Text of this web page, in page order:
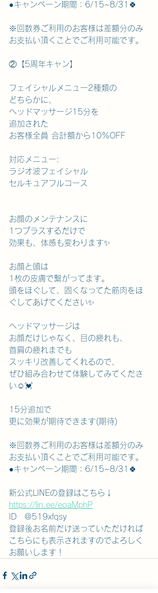
●キャンペーン期間：6/15~8/31🍀
※回数券ご利用のお客様は差額分のみ
お支払い頂くことでご利用可能です。
②【5周年キャン】
フェイシャルメニュー2種類の
どちらかに、
ヘッドマッサージ15分を
追加された
お客様全員 合計額から10%OFF
対応メニュー:
ラジオ波フェイシャル
セルキュアフルコース
お顔のメンテナンスに
1つプラスするだけで
効果も、体感も変わります✨️
お顔と頭は
1枚の皮膚で繋がってます。
頭をほぐして、固くなってた筋肉をほ
ぐしてあげてください✨️
ヘッドマッサージは
お顔だけじゃなく、目の疲れも、
首肩の疲れまでも
スッキリ改善してくれるので、
ぜひ組み合わせて体験してみてくださ
い☺️💓
15分追加で
更に効果が期待できます(期待)
※回数券ご利用のお客様は差額分のみ
お支払い頂くことでご利用可能です。
●キャンペーン期間：6/15~8/31🍀
新公式LINEの登録はこちら↓
https://lin.ee/eoaMphP
ID　@519xfqsy
登録後お名前だけ送っていただければ
こちらにも表示されますのでよろしく
お願いします！